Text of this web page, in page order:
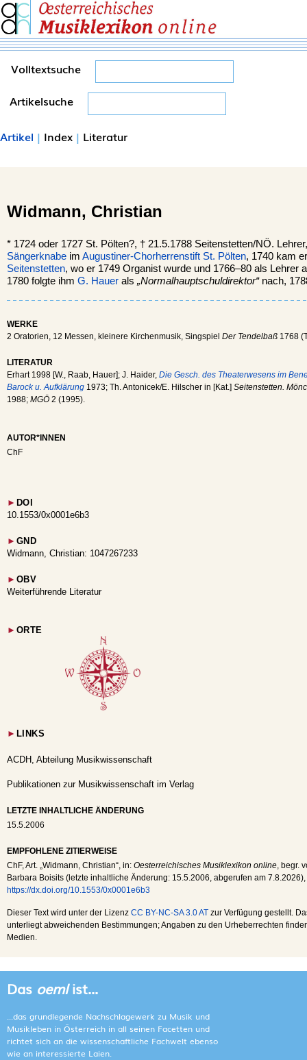
Volltextsuche
Artikelsuche
Artikel | Index | Literatur
Widmann, Christian
* 1724 oder 1727 St. Pölten?, † 21.5.1788 Seitenstetten/NÖ.
Sängerknabe im Augustiner-Chorherrenstift St. Pölten, 1740 kam
Seitenstetten, wo er 1749 Organist wurde und 1766–80 als Lehrer
1780 folgte ihm G. Hauer als „Normalhauptschuldirektor“ nach,
WERKE
2 Oratorien, 12 Messen, kleinere Kirchenmusik, Singspiel Der Tendelbaß 1768
LITERATUR
Erhart 1998 [W., Raab, Hauer]; J. Haider, Die Gesch. des Theaterwesens im
Barock u. Aufklärung 1973; Th. Antonicek/E. Hilscher in [Kat.] Seitenstetten.
1988; MGÖ 2 (1995).
AUTOR*INNEN
ChF
► DOI
10.1553/0x0001e6b3
► GND
Widmann, Christian: 1047267233
► OBV
Weiterführende Literatur
► ORTE
► LINKS
ACDH, Abteilung Musikwissenschaft
Publikationen zur Musikwissenschaft im Verlag
LETZTE INHALTLICHE ÄNDERUNG
15.5.2006
EMPFOHLENE ZITIERWEISE
ChF, Art. „Widmann, Christian“, in: Oesterreichisches Musiklexikon online , begr.
Barbara Boisits (letzte inhaltliche Änderung: 15.5.2006 , abgerufen am 7.8.2026),
https://dx.doi.org/10.1553/0x0001e6b3
Dieser Text wird unter der Lizenz CC BY-NC-SA 3.0 AT zur Verfügung gestellt.
unterliegt abweichenden Bestimmungen; Angaben zu den Urheberrechten
Medien.
Das oemlist...
...das grundlegende Nachschlagewerk zu Musik und
Musikleben in Österreich in all seinen Facetten und
richtet sich an die wissenschaftliche Fachwelt ebenso
wie an interessierte Laien.